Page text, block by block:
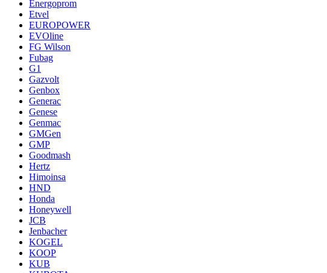
Energoprom
Etvel
EUROPOWER
EVOline
FG Wilson
Fubag
G1
Gazvolt
Genbox
Generac
Genese
Genmac
GMGen
GMP
Goodmash
Hertz
Himoinsa
HND
Honda
Honeywell
JCB
Jenbacher
KOGEL
KOOP
KUB